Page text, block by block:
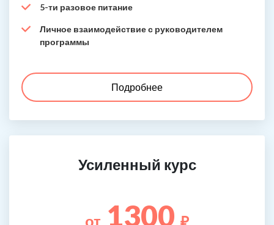
5-ти разовое питание
Личное взаимодействие с руководителем
программы
Подробнее
Усиленный курс
от 1300 ₽